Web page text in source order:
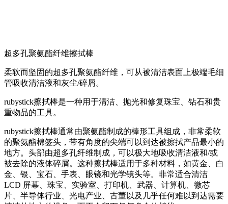
超多孔聚氨酯纤维擦拭棒
柔软而坚固的超多孔聚氨酯纤维，可从被清洁表面上极端毛细
管吸收清洁液和灰尘/碎屑。
rubystick擦拭棒是一种用于清洁、抛光和修复珠宝、钻石和贵
重物品的工具。
rubystick擦拭棒通常由聚氨酯制成的棒形工具组成，非常柔软
的聚氨酯棉签头，带有角度的尖端可以到达被擦拭产品最小的
地方。头部由超多孔纤维制成，可以极大地吸收清洁液和/或
被去除的液体碎屑。这种擦拭棒适用于多种材料，如黄金、白
金、银、宝石、手表、眼镜和光学镜头等。非常适合清洁
LCD 屏幕、珠宝、实验室、打印机、武器、计算机、微芯
片、半导体行业、光电产业、古董以及几乎任何难以到达需要